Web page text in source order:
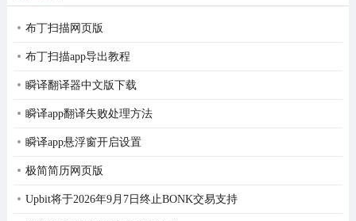
布丁扫描网页版
布丁扫描app导出教程
瞬译翻译器中文版下载
瞬译app翻译失败处理方法
瞬译app悬浮窗开启设置
极简简历网页版
Upbit将于2026年9月7日终止BONK交易支持